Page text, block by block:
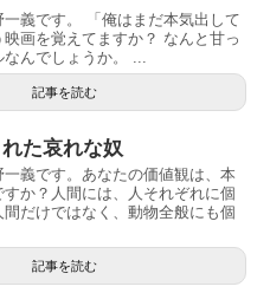
義です。 「俺はまだ本気出して
画を覚えてますか？ なんと甘っ
なんでしょうか。 ...
記事を読む
た哀れな奴
一義です。あなたの価値観は、本
か？人間には、人それぞれに個
だけではなく、動物全般にも個
記事を読む